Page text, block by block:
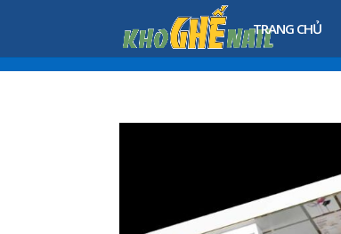
TRANG CHỦ